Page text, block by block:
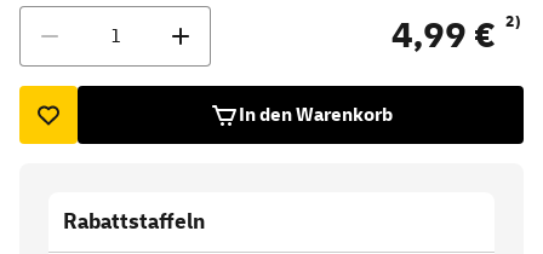
4,99 € 2)
In den Warenkorb
Rabattstaffeln